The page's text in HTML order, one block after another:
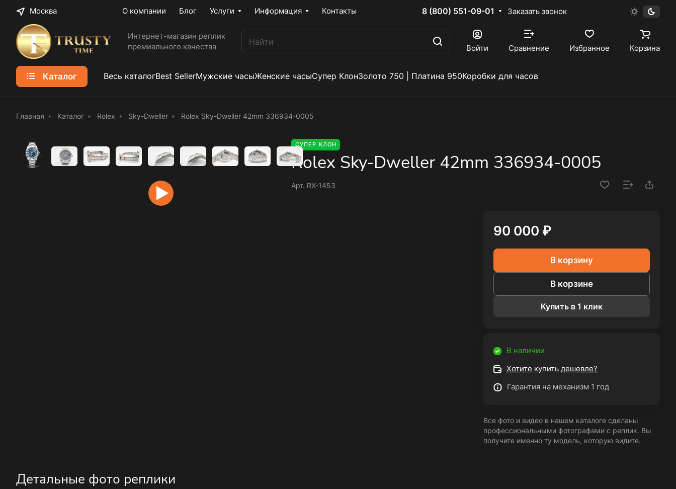
Москва О компании Блог Услуги Информация Контакты 8 (800) 551-09-01 Заказать звонок
Интернет-магазин реплик
премиального качества
Войти Сравнение Избранное Корзина
Каталог Весь каталогBest SellerМужские часыЖенские часыСупер КлонЗолото 750 | Платина 950Коробки для часов
Главная Каталог Rolex Sky-Dweller Rolex Sky-Dweller 42mm 336934-0005
СУПЕР КЛОН
Rolex Sky-Dweller 42mm 336934-0005
Арт. RX-1453
90 000 ₽
В корзину
В корзине
Купить в 1 клик
В наличии
Хотите купить дешевле?
Гарантия на механизм 1 год
Все фото и видео в нашем каталоге сделаны
профессиональными фотографами с реплик. Вы
получите именно ту модель, которую видите.
Детальные фото реплики